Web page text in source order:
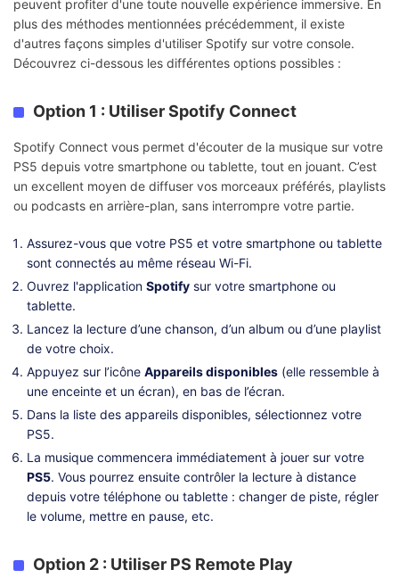
peuvent profiter d'une toute nouvelle expérience immersive. En
plus des méthodes mentionnées précédemment, il existe
d'autres façons simples d'utiliser Spotify sur votre console.
Découvrez ci-dessous les différentes options possibles :
Option 1 : Utiliser Spotify Connect
Spotify Connect vous permet d'écouter de la musique sur votre
PS5 depuis votre smartphone ou tablette, tout en jouant. C’est
un excellent moyen de diffuser vos morceaux préférés, playlists
ou podcasts en arrière-plan, sans interrompre votre partie.
Assurez-vous que votre PS5 et votre smartphone ou tablette
sont connectés au même réseau Wi-Fi.
Ouvrez l'application Spotify sur votre smartphone ou
tablette.
Lancez la lecture d’une chanson, d’un album ou d’une playlist
de votre choix.
Appuyez sur l’icône Appareils disponibles (elle ressemble à
une enceinte et un écran), en bas de l’écran.
Dans la liste des appareils disponibles, sélectionnez votre
PS5.
La musique commencera immédiatement à jouer sur votre
PS5. Vous pourrez ensuite contrôler la lecture à distance
depuis votre téléphone ou tablette : changer de piste, régler
le volume, mettre en pause, etc.
Option 2 : Utiliser PS Remote Play